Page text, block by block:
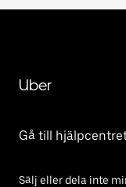
Uber
Gå till
Sälj eller dela inte